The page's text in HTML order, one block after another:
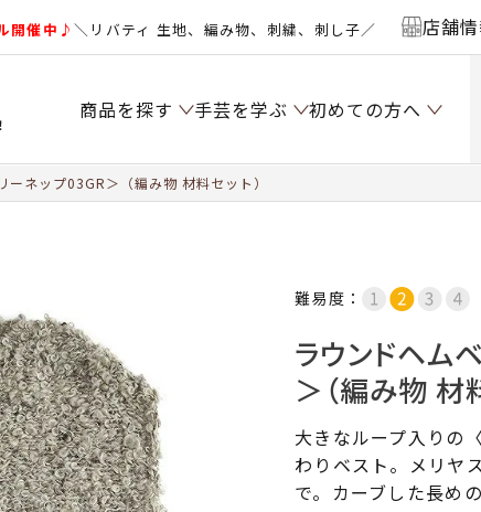
開催中♪＼リバティ 生地、編み物、刺繍、刺し子／ 店舗
商品を探す 手芸を学ぶ 初めての方へ
ーネップ03GR＞（編み物 材料セット）
難易度：
ラウンドヘム
＞（編み物 材
大きなループ入りの
わりベスト。メリヤ
で。カーブした長め